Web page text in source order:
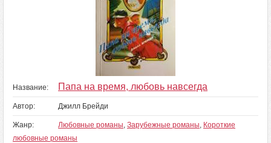
Название: Папа на время, любовь навсегда
Автор: Джилл Брейди
Жанр: Любовные романы, Зарубежные романы, Короткие
любовные романы